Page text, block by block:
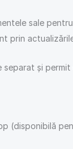
sale
prin
separat și
(disponibilă